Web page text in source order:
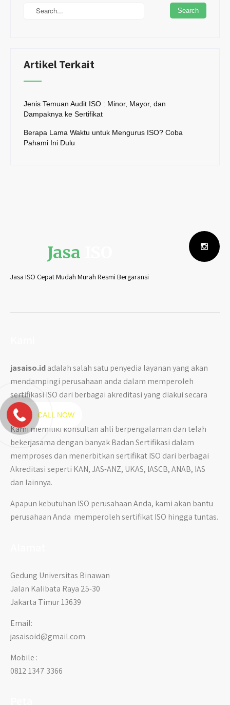
Artikel Terkait
Jenis Temuan Audit ISO : Minor, Mayor, dan
Dampaknya ke Sertifikat
Berapa Lama Waktu untuk Mengurus ISO? Coba
Pahami Ini Dulu
Jasa
Jasa ISO Cepat Mudah Murah Resmi Bergaransi
jasaiso.idadalah salah satu penyedia layanan yang akan
mendampingi perusahaan anda dalam memperoleh
sertifikasi ISO dari berbagai akreditasi yang diakui secara
International.
Kami memiliki konsultan ahli berpengalaman dan telah
bekerjasama dengan banyak Badan Sertifikasi dalam
memproses dan menerbitkan sertifikat ISO dari berbagai
Akreditasi seperti KAN, JAS-ANZ, UKAS, IASCB, ANAB, IAS
dan lainnya.
Apapun kebutuhan ISO perusahaan Anda, kami akan bantu
perusahaan Anda memperoleh sertifikat ISO hingga tuntas.
Gedung Universitas Binawan
Jalan Kalibata Raya 25-30
Jakarta Timur 13639
Email:
jasaisoid@gmail.com
Mobile :
0812 1347 3366
CALL NOW